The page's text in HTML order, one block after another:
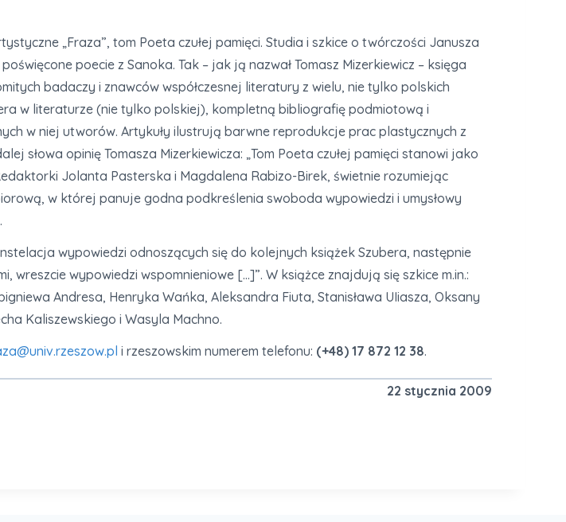
„Fraza”, tom Poeta czułej pamięci. Studia i szkice o twórczości Janusza
poecie z Sanoka. Tak – jak ją nazwał Tomasz Mizerkiewicz – księga
badaczy i znawców współczesnej literatury z wielu, nie tylko polskich
w literaturze (nie tylko polskiej), kompletną bibliografię podmiotową i
w niej utworów. Artykuły ilustrują barwne reprodukcje prac plastycznych z
słowa opinię Tomasza Mizerkiewicza: „Tom Poeta czułej pamięci stanowi jako
Jolanta Pasterska i Magdalena Rabizo-Birek, świetnie rozumiejąc
w której panuje godna podkreślenia swoboda wypowiedzi i umysłowy
wypowiedzi odnoszących się do kolejnych książek Szubera, następnie
wypowiedzi wspomnieniowe […]”. W książce znajdują się szkice m.in.:
Andresa, Henryka Wańka, Aleksandra Fiuta, Stanisława UIiasza, Oksany
Kaliszewskiego i Wasyla Machno.
i rzeszowskim numerem telefonu: (+48) 17 872 12 38.
22 stycznia 2009